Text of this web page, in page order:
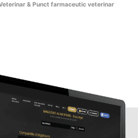
& Punct farmaceutic veterinar